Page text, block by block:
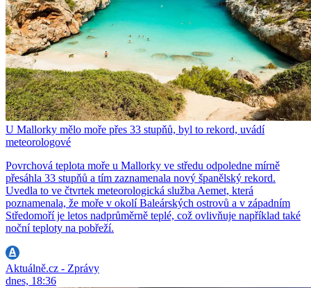
U Mallorky mělo moře přes 33 stupňů, byl to rekord, uvádí
meteorologové
Povrchová teplota moře u Mallorky ve středu odpoledne mírně
přesáhla 33 stupňů a tím zaznamenala nový španělský rekord.
Uvedla to ve čtvrtek meteorologická služba Aemet, která
poznamenala, že moře v okolí Baleárských ostrovů a v západním
Středomoří je letos nadprůměrně teplé, což ovlivňuje například také
noční teploty na pobřeží.
Aktuálně.cz - Zprávy
dnes, 18:36